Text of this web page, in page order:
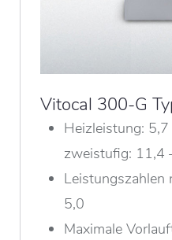
Vitocal 300-G
Heizleistung:
zweistufig: 11,4
5,0
Maximale